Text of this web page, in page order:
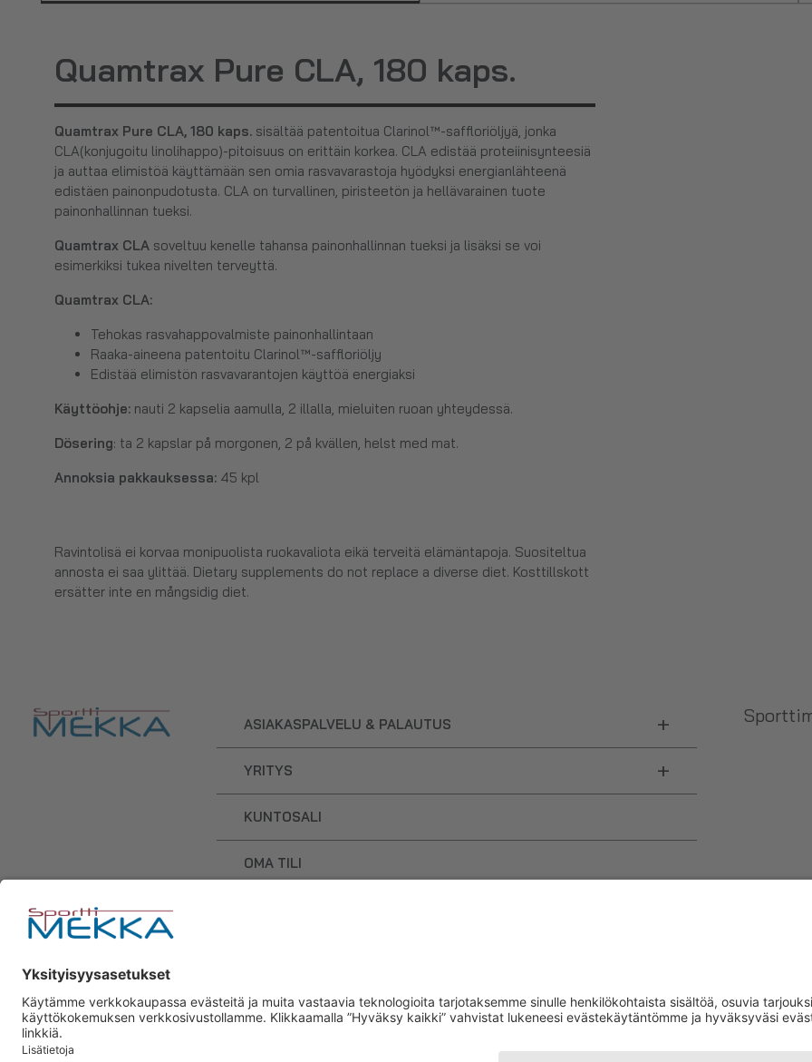
Quamtrax Pure CLA, 180 kaps.
Quamtrax Pure CLA, 180 kaps. sisältää patentoitua Clarinol™-saffloriöljyä, jonka
CLA(konjugoitu linolihappo)-pitoisuus on erittäin korkea. CLA edistää proteiinisynteesiä
ja auttaa elimistöä käyttämään sen omia rasvavarastoja hyödyksi energianlähteenä
edistäen painonpudotusta. CLA on turvallinen, piristeetön ja hellävarainen tuote
painonhallinnan tueksi.
Quamtrax CLA soveltuu kenelle tahansa painonhallinnan tueksi ja lisäksi se voi
esimerkiksi tukea nivelten terveyttä.
Quamtrax CLA:
Tehokas rasvahappovalmiste painonhallintaan
Raaka-aineena patentoitu Clarinol™-saffloriöljy
Edistää elimistön rasvavarantojen käyttöä energiaksi
Käyttöohje: nauti 2 kapselia aamulla, 2 illalla, mieluiten ruoan yhteydessä.
Dösering: ta 2 kapslar på morgonen, 2 på kvällen, helst med mat.
Annoksia pakkauksessa: 45 kpl
Ravintolisä ei korvaa monipuolista ruokavaliota eikä terveitä elämäntapoja. Suositeltua
annosta ei saa ylittää. Dietary supplements do not replace a diverse diet. Kosttillskott
ersätter inte en mångsidig diet.
ASIAKASPALVELU & PALAUTUS +
YRITYS +
KUNTOSALI
OMA TILI